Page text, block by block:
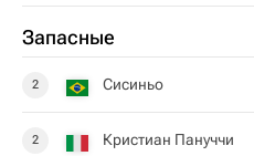
Запасные
2 Сисиньо
2 Кристиан Пануччи